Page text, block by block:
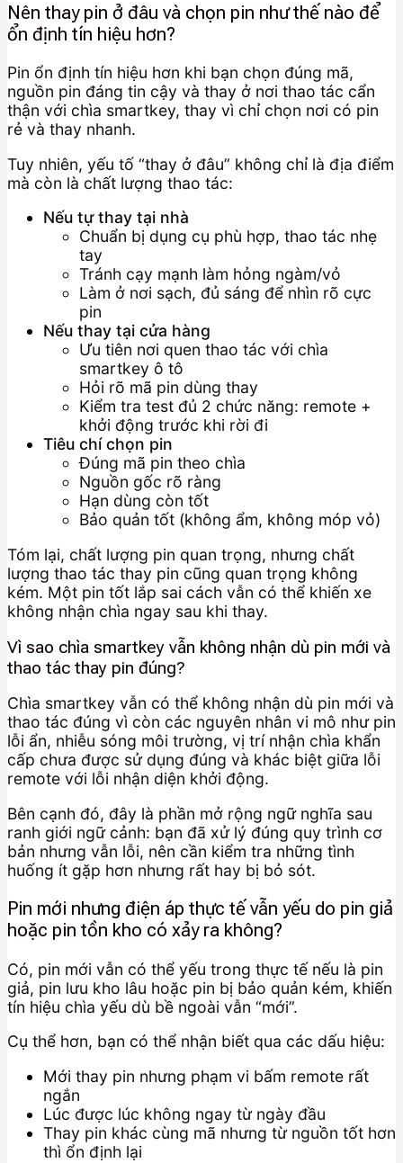
Nên thay pin ở đâu và chọn pin như thế nào để
ổn định tín hiệu hơn?
Pin ổn định tín hiệu hơn khi bạn chọn đúng mã,
nguồn pin đáng tin cậy và thay ở nơi thao tác cẩn
thận với chìa smartkey, thay vì chỉ chọn nơi có pin
rẻ và thay nhanh.
Tuy nhiên, yếu tố “thay ở đâu” không chỉ là địa điểm
mà còn là chất lượng thao tác:
Nếu tự thay tại nhà
Chuẩn bị dụng cụ phù hợp, thao tác nhẹ
tay
Tránh cạy mạnh làm hỏng ngàm/vỏ
Làm ở nơi sạch, đủ sáng để nhìn rõ cực
pin
Nếu thay tại cửa hàng
Ưu tiên nơi quen thao tác với chìa
smartkey ô tô
Hỏi rõ mã pin dùng thay
Kiểm tra test đủ 2 chức năng: remote +
khởi động trước khi rời đi
Tiêu chí chọn pin
Đúng mã pin theo chìa
Nguồn gốc rõ ràng
Hạn dùng còn tốt
Bảo quản tốt (không ẩm, không móp vỏ)
Tóm lại, chất lượng pin quan trọng, nhưng chất
lượng thao tác thay pin cũng quan trọng không
kém. Một pin tốt lắp sai cách vẫn có thể khiến xe
không nhận chìa ngay sau khi thay.
Vì sao chìa smartkey vẫn không nhận dù pin mới và
thao tác thay pin đúng?
Chìa smartkey vẫn có thể không nhận dù pin mới và
thao tác đúng vì còn các nguyên nhân vi mô như pin
lỗi ẩn, nhiễu sóng môi trường, vị trí nhận chìa khẩn
cấp chưa được sử dụng đúng và khác biệt giữa lỗi
remote với lỗi nhận diện khởi động.
Bên cạnh đó, đây là phần mở rộng ngữ nghĩa sau
ranh giới ngữ cảnh: bạn đã xử lý đúng quy trình cơ
bản nhưng vẫn lỗi, nên cần kiểm tra những tình
huống ít gặp hơn nhưng rất hay bị bỏ sót.
Pin mới nhưng điện áp thực tế vẫn yếu do pin giả
hoặc pin tồn kho có xảy ra không?
Có, pin mới vẫn có thể yếu trong thực tế nếu là pin
giả, pin lưu kho lâu hoặc pin bị bảo quản kém, khiến
tín hiệu chìa yếu dù bề ngoài vẫn “mới”.
Cụ thể hơn, bạn có thể nhận biết qua các dấu hiệu:
Mới thay pin nhưng phạm vi bấm remote rất
ngắn
Lúc được lúc không ngay từ ngày đầu
Thay pin khác cùng mã nhưng từ nguồn tốt hơn
thì ổn định lại